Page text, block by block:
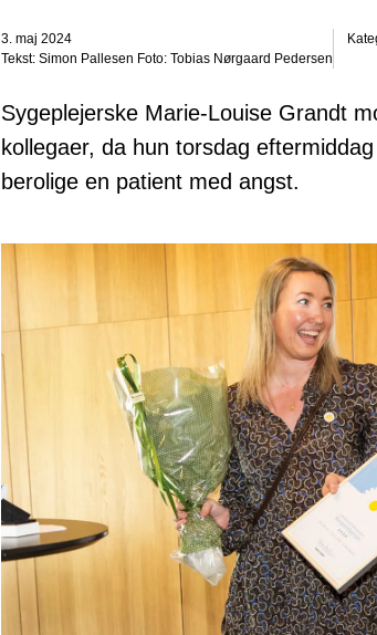
3. maj 2024
Tekst: Simon Pallesen Foto: Tobias Nørgaard Pedersen
Sygeplejerske Marie-Louise Grandt
kollegaer, da hun torsdag
berolige en patient med angst.